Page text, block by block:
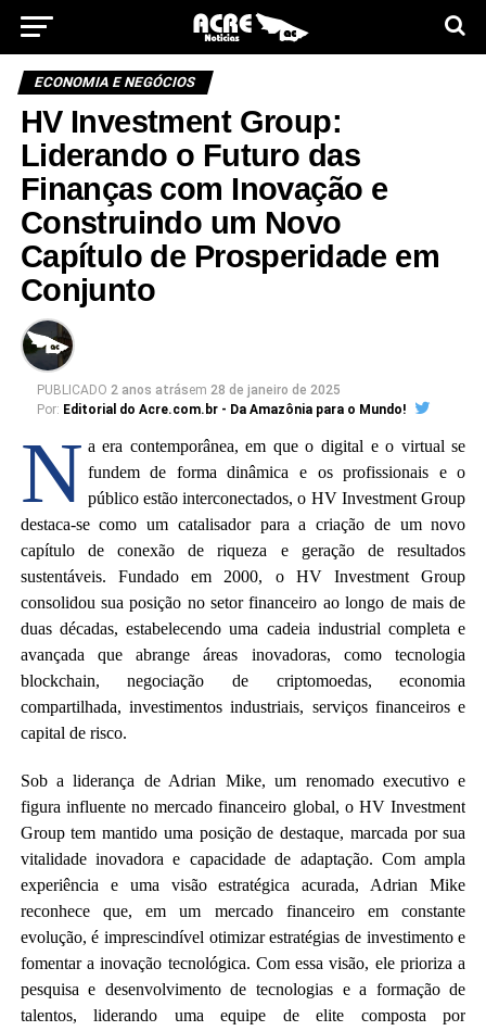
ECONOMIA E NEGÓCIOS
HV Investment Group:
Liderando o Futuro das
Finanças com Inovação e
Construindo um Novo
Capítulo de Prosperidade em
Conjunto
PUBLICADO 2 anos atrásem 28 de janeiro de 2025
Por: Editorial do Acre.com.br - Da Amazônia para o Mundo!
N a era contemporânea, em que o digital e o virtual se
fundem de forma dinâmica e os profissionais e o
público estão interconectados, o HV Investment Group
destaca-se como um catalisador para a criação de um novo
capítulo de conexão de riqueza e geração de resultados
sustentáveis. Fundado em 2000, o HV Investment Group
consolidou sua posição no setor financeiro ao longo de mais de
duas décadas, estabelecendo uma cadeia industrial completa e
avançada que abrange áreas inovadoras, como tecnologia
blockchain, negociação de criptomoedas, economia
compartilhada, investimentos industriais, serviços financeiros e
capital de risco.
Sob a liderança de Adrian Mike, um renomado executivo e
figura influente no mercado financeiro global, o HV Investment
Group tem mantido uma posição de destaque, marcada por sua
vitalidade inovadora e capacidade de adaptação. Com ampla
experiência e uma visão estratégica acurada, Adrian Mike
reconhece que, em um mercado financeiro em constante
evolução, é imprescindível otimizar estratégias de investimento e
fomentar a inovação tecnológica. Com essa visão, ele prioriza a
pesquisa e desenvolvimento de tecnologias e a formação de
talentos, liderando uma equipe de elite composta por